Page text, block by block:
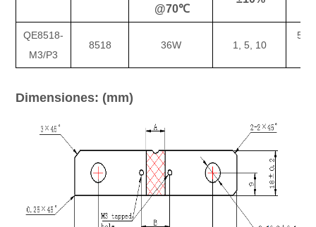
@70℃
QE8518-
M3/P3
8518 36W 1, 5, 10
50,
Dimensiones: (mm)